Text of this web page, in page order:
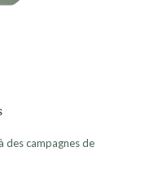
des campagnes de